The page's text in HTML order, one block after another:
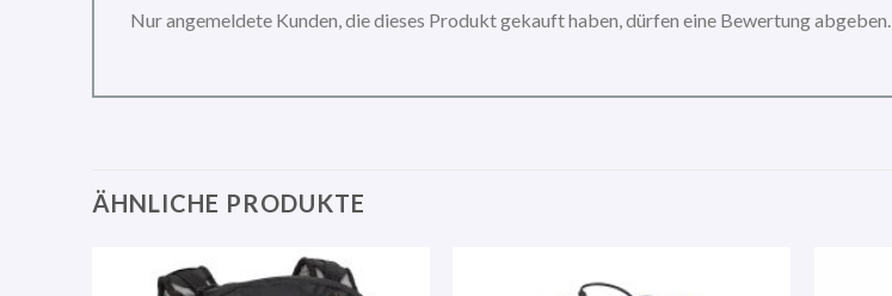
Nur angemeldete Kunden, die dieses Produkt gekauft haben, dürfen eine Bewertung abgeben.
ÄHNLICHE PRODUKTE